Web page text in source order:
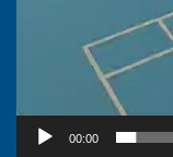
00:00